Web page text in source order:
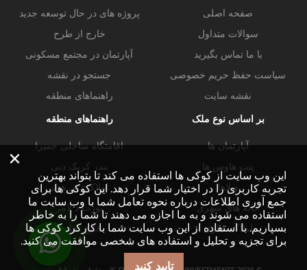
صفحه اصلی
سوالات متداول
با ما تماس بگیرید
سیاست حفظ حریم خصوصی
نقشه سایت
پروژه های در حال توسعه جدید
خارج از طرح
آپارتمان در مجتمع مسکونی
جستجو در نقشه
راهنماهای منطقه
بر اساس نوع ملک
آپارتمان ها
پنت هاوس ها
ویلاها
خانه های شهری
املاک تجاری
راهنماهای منطقه
اقامتگاه ساحلی جمیرا
بندر کریک دبی
املاک دبی هیلز
پورت د لامر
خلیج تجاری
×
این وب سایت از کوکی ها استفاده می کند تا بتواند بهترین
تجربه کاربری را در اختیار شما قرار دهد. این کوکی ها برای
جمع آوری اطلاعات درباره نحوه تعامل شما با وب سایت ما
استفاده می شوند و به ما اجازه می دهند تا شما را به خاطر
بسپاریم. با استفاده از این وب سایت شما با کارکرد کوکی ها
برای تجزیه و تحلیل و استفاده های شخصی موافقت می کنید.
تایید کنید